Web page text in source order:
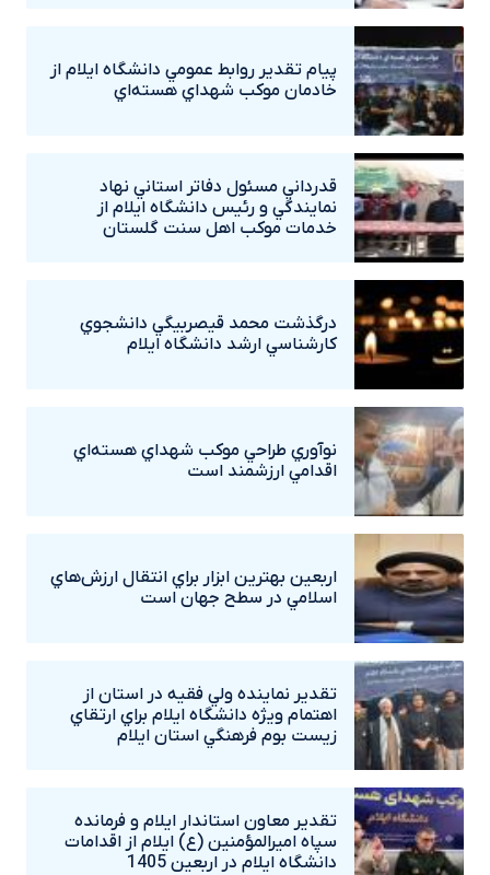
پيام تقدير روابط عمومي دانشگاه ايلام از
خادمان موکب شهداي هسته‌اي
قدرداني مسئول دفاتر استاني نهاد
نمايندگي و رئيس دانشگاه ايلام از
خدمات موکب اهل سنت گلستان
درگذشت محمد قيصربيگي دانشجوي
کارشناسي ارشد دانشگاه ايلام
نوآوري طراحي موکب شهداي هسته‌اي
اقدامي ارزشمند است
اربعين بهترين ابزار براي انتقال ارزش‌هاي
اسلامي در سطح جهان است
تقدير نماينده ولي فقيه در استان از
اهتمام ويژه دانشگاه‌ ايلام براي ارتقاي
زيست بوم فرهنگي استان ايلام
تقدير معاون استاندار ايلام و فرمانده
سپاه اميرالمؤمنين (ع) ايلام از اقدامات
دانشگاه ايلام در اربعين 1405